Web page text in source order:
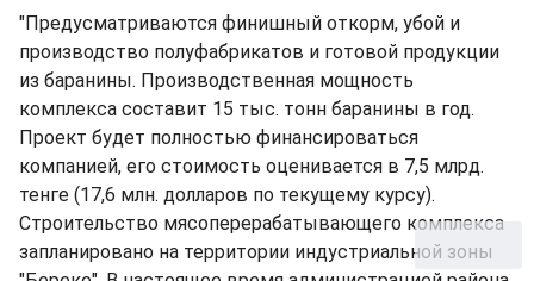
"Предусматриваются финишный откорм, убой и
производство полуфабрикатов и готовой продукции
из баранины. Производственная мощность
комплекса составит 15 тыс. тонн баранины в год.
Проект будет полностью финансироваться
компанией, его стоимость оценивается в 7,5 млрд.
тенге (17,6 млн. долларов по текущему курсу).
Строительство мясоперерабатывающего комплекса
запланировано на территории индустриальной зоны